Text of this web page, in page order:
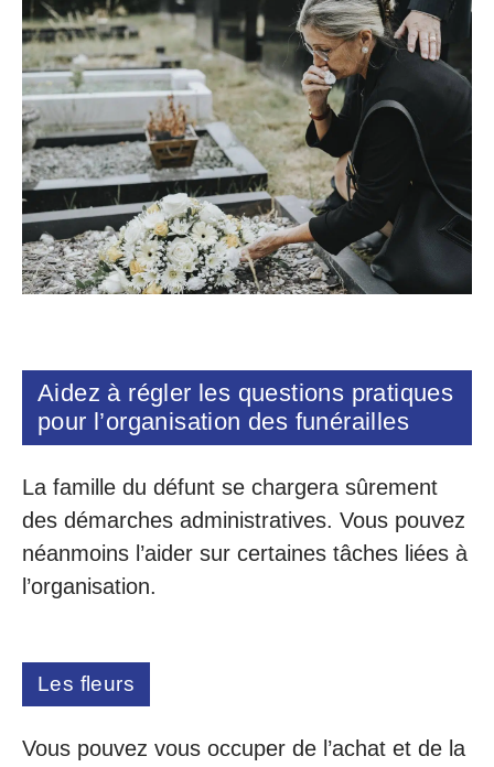
Aidez à régler les questions pratiques
pour l’organisation des funérailles
La famille du défunt se chargera sûrement
des démarches administratives. Vous pouvez
néanmoins l’aider sur certaines tâches liées à
l’organisation.
Les fleurs
Vous pouvez vous occuper de l’achat et de la